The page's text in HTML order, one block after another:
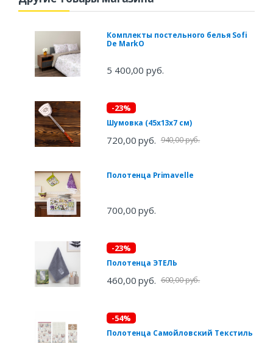
Комплекты постельного белья Sofi
De MarkO
5 400,00 руб.
-23%
Шумовка (45х13х7 см)
720,00 руб. 940,00 руб.
Полотенца Primavelle
700,00 руб.
-23%
Полотенца ЭТЕЛЬ
460,00 руб. 600,00 руб.
-54%
Полотенца Самойловский Текстиль